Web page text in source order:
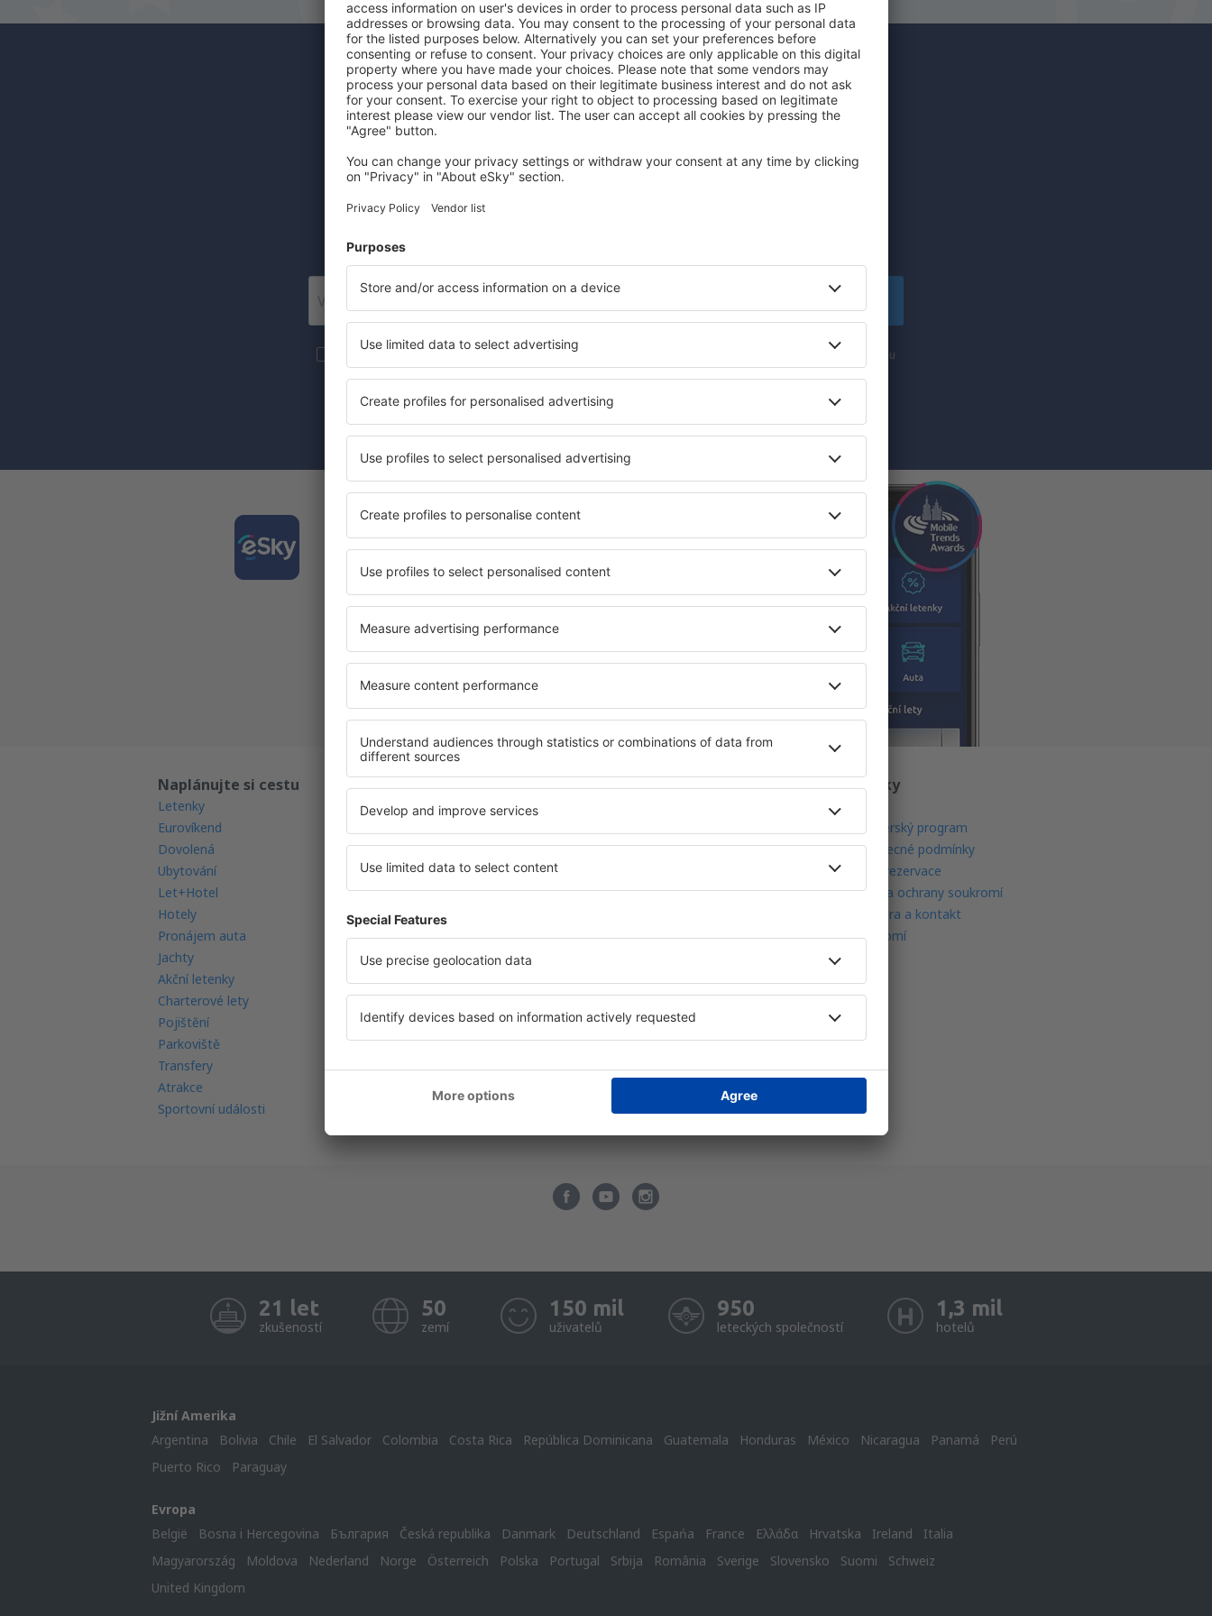
Odběratelé newsletteru cestují více za
Levné lety, dovolené, eurovíkendy - získejte informace o jedinečných
akčních letenkách dříve než kdokoli jiný.
Více cestování za skvělé ceny v newsletteru.
Souhlasím s odběrem marketingových informací (formou
newsletteru) od eSky.pl S.A. na mnou poskytnutou e-mailovou adresu.
Zaznačením políčka pro odběr newsletteru, vepsáním e-mailové adresy a zvolením možnosti „Zapsat se“
Stáhněte si naši aplikaci
a plánujte své cesty pohodlně
Nejlépe hodnocená aplikace v kategorii cestování
Každý den nové nabídky na dosah ruky
Všechny vaše rezervace na jednom místě
Naplánujte si cestu
Letenky
Eurovíkend
Dovolená
Ubytování
Let+Hotel
Hotely
Pronájem auta
Jachty
Akční letenky
Charterové lety
Pojištění
Parkoviště
Transfery
Atrakce
Sportovní události
Přečtěte si více
Garance nejnižší ceny
MultiLine
Letový radar
Levné letecké společnosti
Národní letecké společnosti
Recenze leteckých společností
Letiště
Recenze letišť
Informace o zavazadlech
FAQ - Tipy pro cestovatele
Letecké společnosti
easyJet
KLM
Vueling
Turkish Airlines
SWISS Airlines
O eSky
Partnerský program
Všeobecné podmínky
Moje rezervace
Politika ochrany soukromí
Podpora a kontakt
Soukromí
21 let
zkušeností
50
zemí
150 mil
uživatelů
950
leteckých společností
1,3 mil
hotelů
Jižní Amerika
Argentina
Bolivia Chile El Salvador Colombia Costa Rica República Dominicana Guatemala Honduras México Nicaragua Panamá
Perú
Puerto Rico
Paraguay
Evropa
België
Bosna i Hercegovina България Česká republika Danmark Deutschland Espańa France Ελλάδα Hrvatska Ireland
Italia
Magyarország
Moldova Nederland Norge Österreich Polska Portugal Srbija România Sverige Slovensko Suomi
Schweiz
United Kingdom